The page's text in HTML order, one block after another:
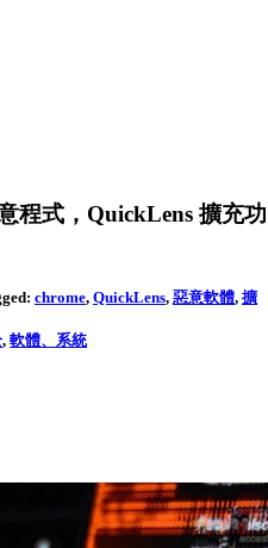
程式，QuickLens 擴充功
chrome, QuickLens, 惡意軟體, 擴
, 軟體、系統